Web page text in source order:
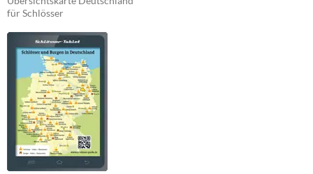
für Schlösser